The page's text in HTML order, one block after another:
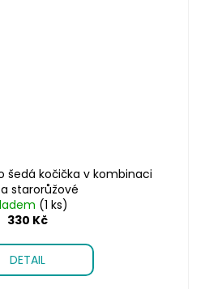
šedá kočička v kombinaci
starorůžové
(1 ks)
330 Kč
DETAIL